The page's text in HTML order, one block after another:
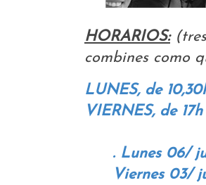
HORARIOS:(tres
combines como
LUNES, de
VIERNES, de
. Lunes 06/
Viernes 03/